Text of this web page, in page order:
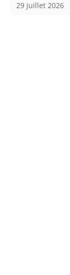
29 juillet 2026